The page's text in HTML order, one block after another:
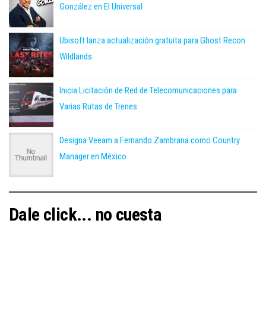
González en El Universal
Ubisoft lanza actualización gratuita para Ghost Recon
Wildlands
Inicia Licitación de Red de Telecomunicaciones para
Varias Rutas de Trenes
Designa Veeam a Fernando Zambrana como Country
Manager en México
Dale click... no cuesta